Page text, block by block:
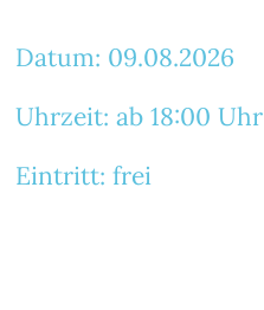
Datum: 09.08.2026
Uhrzeit: ab 18:00 Uhr
Eintritt: frei